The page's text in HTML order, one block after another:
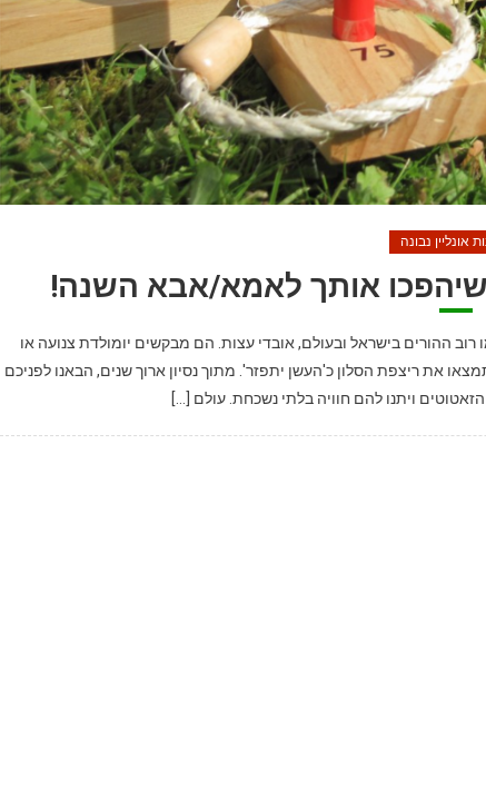
אונליין נבונה
שיהפכו אותך לאמא/אבא השנה!
ההורים בישראל ובעולם, אובדי עצות. הם מבקשים יומולדת צנועה או
את ריצפת הסלון כ'העשן יתפזר'. מתוך נסיון ארוך שנים, הבאנו לפניכם
ויתנו להם חוויה בלתי נשכחת. עולם […]